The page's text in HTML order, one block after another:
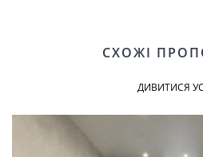
СХОЖІ
ДИВИТИСЯ